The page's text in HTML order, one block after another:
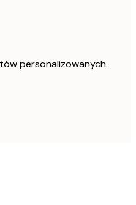
personalizowanych.